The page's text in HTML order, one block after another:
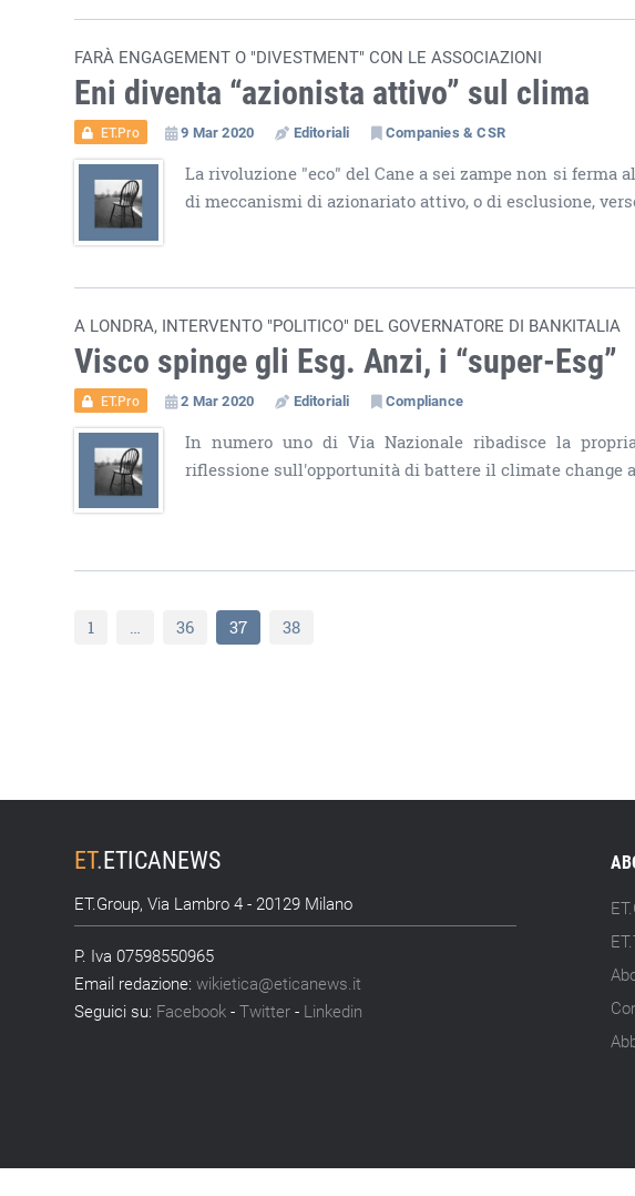
FARÀ ENGAGEMENT O "DIVESTMENT" CON LE ASSOCIAZIONI
Eni diventa “azionista attivo” sul clima
ET.Pro 9 Mar 2020 Editoriali Companies & CSR
La rivoluzione "eco" del Cane a sei zampe non si
di meccanismi di azionariato attivo, o di esclusione,
A LONDRA, INTERVENTO "POLITICO" DEL GOVERNATORE DI BANKITALIA
Visco spinge gli Esg. Anzi, i “super-Esg”
ET.Pro 2 Mar 2020 Editoriali Compliance
In numero uno di Via Nazionale ribadisce la
riflessione sull'opportunità di battere il climate change
1 … 36 37 38
ET.ETICANEWS
ET.Group, Via Lambro 4 - 20129 Milano
P. Iva 07598550965
Email redazione:wikietica@eticanews.it
Seguici su: Facebook -Twitter - Linkedin